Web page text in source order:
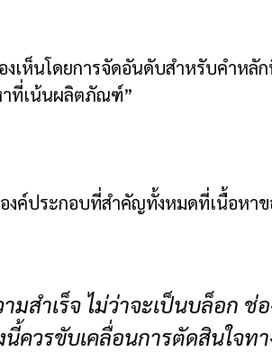
งเห็นโดยการจัดอันดับสำหรับคำหลั
าที่เน้นผลิตภัณฑ์”
งค์ประกอบที่สำคัญทั้งหมดที่เนื้อหา
ำเร็จ ไม่ว่าจะเป็นบล็อก ช่อ
ควรขับเคลื่อนการตัดสินใจท